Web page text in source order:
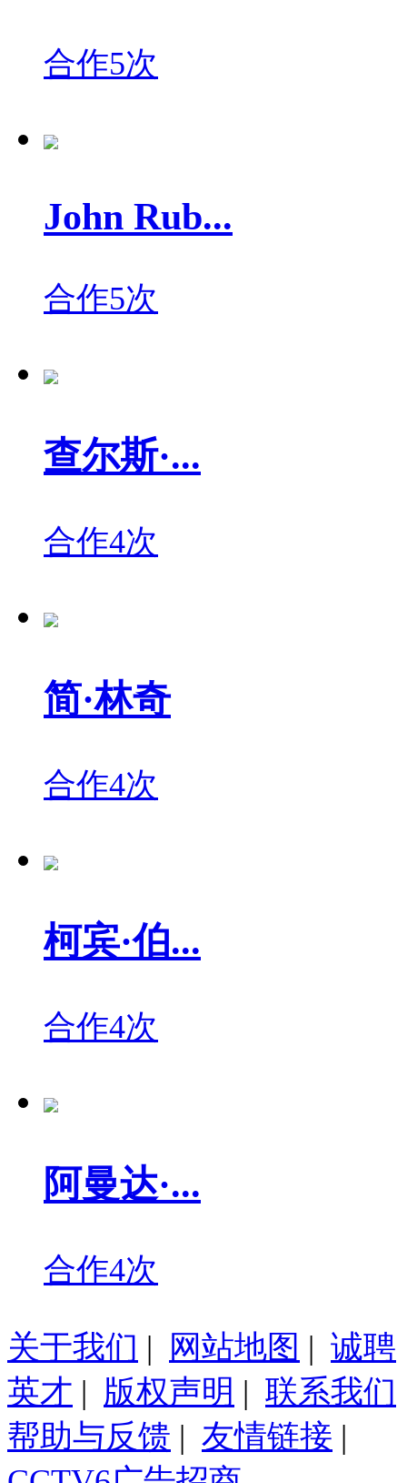
合作5次
John Rub...
合作5次
查尔斯·...
合作4次
简·林奇
合作4次
柯宾·伯...
合作4次
阿曼达·...
合作4次
关于我们 | 网站地图 | 诚聘
英才 | 版权声明 | 联系我们
帮助与反馈 | 友情链接 |